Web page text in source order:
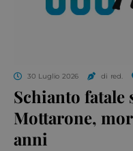
30 Luglio 2026 di red.
Schianto fatale
Mottarone,
anni